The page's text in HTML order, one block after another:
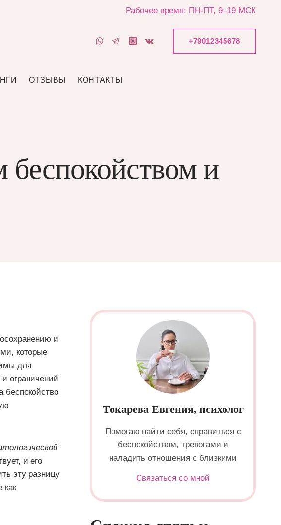
Рабочее время: ПН-ПТ, 9–19 МСК
+79012345678
ОТЗЫВЫ КОНТАКТЫ
и
и
которые
для
ограничений
беспокойство
и его
эту разницу
как
Токарева Евгения, психолог
Помогаю найти себя, справиться с
беспокойством, тревогами и
наладить отношения с близкими
Связаться со мной